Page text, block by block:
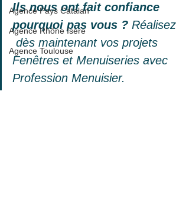
Agence Pays Catalan
Agence Rhône Isère
Agence Toulouse
Ils nous ont fait confiance
pourquoi pas vous ? Réalisez
dès maintenant vos projets
Fenêtres et Menuiseries avec
Profession Menuisier.